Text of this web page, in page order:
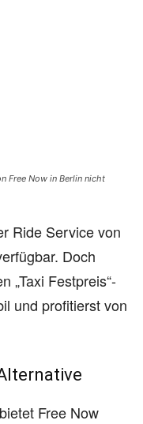
Free Now in Berlin nicht
Ride Service von
Doch
„Taxi Festpreis“-
und profitierst von
Free Now